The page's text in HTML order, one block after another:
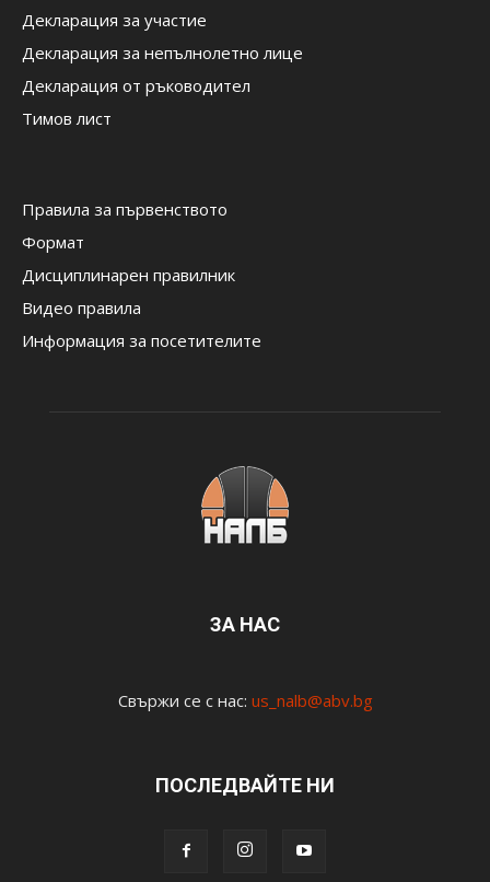
Декларация за участие
Декларация за непълнолетно лице
Декларация от ръководител
Тимов лист
Правила за първенството
Формат
Дисциплинарен правилник
Видео правила
Информация за посетителите
ЗА НАС
Свържи се с нас: us_nalb@abv.bg
ПОСЛЕДВАЙТЕ НИ